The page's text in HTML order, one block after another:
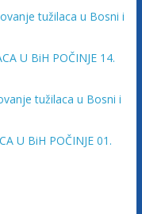
tužilaca u Bosni i
U BiH POČINJE 14.
tužilaca u Bosni i
U BiH POČINJE 01.